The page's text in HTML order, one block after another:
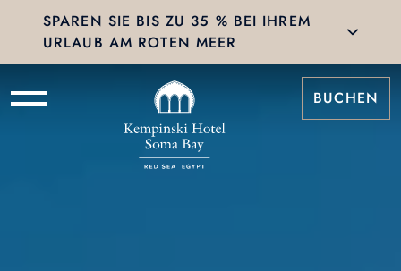
SPAREN SIE BIS ZU 35 % BEI IHREM
URLAUB AM ROTEN MEER
BUCHEN